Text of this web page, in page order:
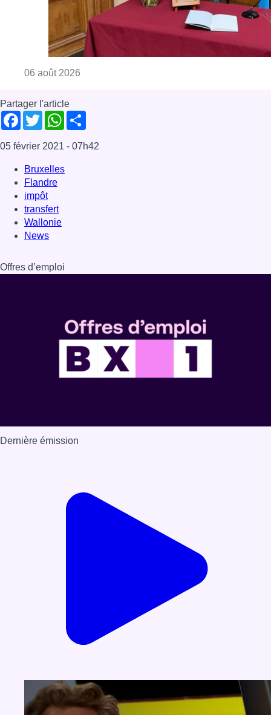
06 août 2026
Partager l'article
Facebook
TwitterWhatsApp
05 février 2021 - 07h42
Bruxelles
Flandre
impôt
transfert
Wallonie
News
Offres d’emploi
Dernière émission